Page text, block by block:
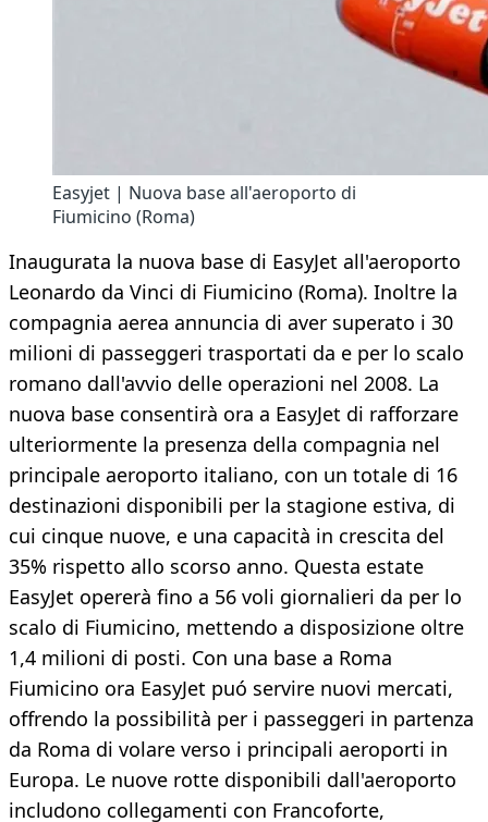
Easyjet | Nuova base all'aeroporto di
Fiumicino (Roma)
Inaugurata la nuova base di EasyJet all'aeroporto
Leonardo da Vinci di Fiumicino (Roma). Inoltre la
compagnia aerea annuncia di aver superato i 30
milioni di passeggeri trasportati da e per lo scalo
romano dall'avvio delle operazioni nel 2008. La
nuova base consentirà ora a EasyJet di rafforzare
ulteriormente la presenza della compagnia nel
principale aeroporto italiano, con un totale di 16
destinazioni disponibili per la stagione estiva, di
cui cinque nuove, e una capacità in crescita del
35% rispetto allo scorso anno. Questa estate
EasyJet opererà fino a 56 voli giornalieri da per lo
scalo di Fiumicino, mettendo a disposizione oltre
1,4 milioni di posti. Con una base a Roma
Fiumicino ora EasyJet puó servire nuovi mercati,
offrendo la possibilità per i passeggeri in partenza
da Roma di volare verso i principali aeroporti in
Europa. Le nuove rotte disponibili dall'aeroporto
includono collegamenti con Francoforte,